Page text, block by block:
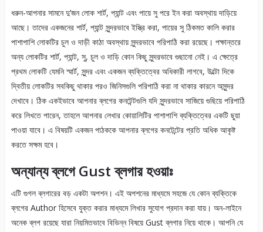
ধরুন-আপনার সামনে দু’জন লোক শার্ট, প্যান্ট এবং পায়ে সু পরে ইন করা অবস্থায় দাড়িয়ে
আছে। তাদের একজনের শার্ট, প্যান্ট সুন্দরভাবে ইস্ত্রি করা, পায়ের সু ঠিকমত কালি করার
পাশাপাশি লোকটির চুল ও দাড়ী কাঠা অবস্থায় সুন্দরভাবে পরিপাঠি করা রয়েছে। পক্ষান্তরে
অন্য লোকটির শার্ট, প্যান্ট, সু, চুল ও দাড়ি কোন কিছু সুন্দরভাবে গুছানো নেই। এ ক্ষেত্রে
প্রথম লোকটি যেমনি স্মার্ট, সুন্দর এবং একজন ব্যক্তিত্বের অধিকারী লাগবে, উল্টো দিকে
দ্বিতীয় লোকটির সবকিছু থাকার পরও জিনিসগুলি পরিপাঠি করা না থাকার কারনে অসুন্দর
দেখাবে। ঠিক একইভাবে আপনার ব্লগের কনটেন্টগুলি যদি সুন্দরভাবে সাজিয়ে গুছিয়ে পরিপাঠি
করে লিখতে পারেন, তাহলে আপনার লেখার কোয়ালিটির পাশাপাশি ব্যক্তিত্বের একটি ছুয়া
পাওয়া যাবে। এ বিষয়টি একজন পাঠককে আপনার ব্লগের কনটেন্টের প্রতি অধিক আকৃষ্ট
করতে সক্ষম হবে।
অন্যান্য ব্লগে Gust ব্লগার হওয়াঃ
এটি গুগল ব্লগারের বড় একটা অপশন। এই অপশনের মাধ্যমে সহজে যে কোন ব্যক্তিকে
ব্লগের Author হিসেবে যুক্ত করার মাধ্যমে লিখার সুযোগ প্রদান করা যায়। অন-লাইনে
অনেক ব্লগ রয়েছে যারা নিয়মিতভাবে বিভিন্ন বিষয়ে Gust ব্লগার নিয়ে থাকে। আপনি যে